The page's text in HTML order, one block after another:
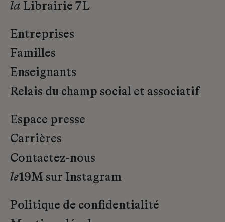
la Librairie 7L
Entreprises
Familles
Enseignants
Relais du champ social et associatif
Espace presse
Carrières
Contactez-nous
le19M sur Instagram
Politique de confidentialité